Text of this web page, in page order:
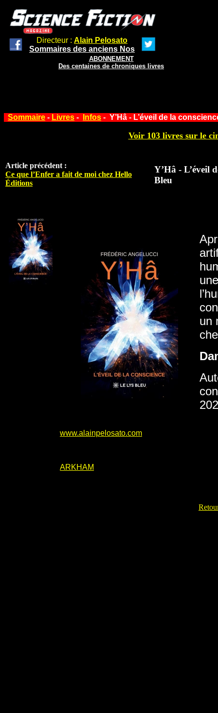
Directeur : Alain Pelosato
Sommaires des anciens Nos
ABONNEMENT
Des centaines de chroniques livres
Sommaire - Livres - Infos - Y’Hâ - L’éveil de la
Voir 103 livres sur le
Article précédent :
Ce que l’Enfer a fait de moi chez Hello
Éditions
Y’Hâ - L’éveil
Bleu
un
www.alainpelosato.com
ARKHAM